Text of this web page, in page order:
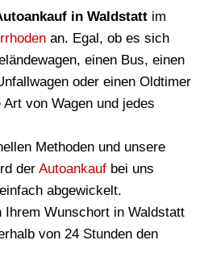
in Waldstatt im
an. Egal, ob es sich
einen Bus, einen
oder einen Oldtimer
von Wagen und jedes
Methoden und unsere
der Autoankauf bei uns
abgewickelt.
Ihrem Wunschort in Waldstatt
von 24 Stunden den